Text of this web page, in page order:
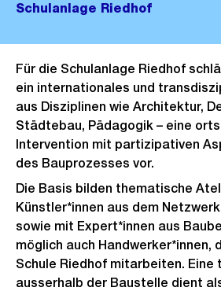
Schulanlage Riedhof
Für die Schulanlage Riedhof
ein internationales und
aus Disziplinen wie Architektur,
Städtebau, Pädagogik – eine
Intervention mit partizipativen
des Bauprozesses vor.
Die Basis bilden thematische
Künstler*innen aus dem
sowie mit Expert*innen aus
möglich auch Handwerker*innen,
Schule Riedhof mitarbeiten.
ausserhalb der Baustelle dient